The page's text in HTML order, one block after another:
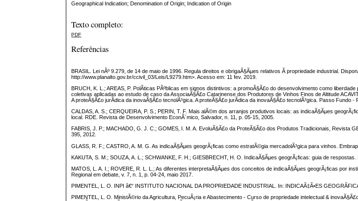
Geographical Indication; Denomination of Origin; Indication of Origin
Texto completo:
PDF
Referências
BRASIL. Lei nÂº 9.279, de 14 de maio de 1996. Regula direitos e obrigaÃ§Ãµes relativos Ã propriedade industrial.
http://www.planalto.gov.br/ccivil_03/Leis/L9279.htm>. Acesso em: 11 fev. 2019.
BRUCH, K. L.; AREAS, P. PolÃ­ticas PÃºblicas em signos distintivos: a promoÃ§Ã£o do desenvolvimento como
coletivas aplicadas ao estudo de caso da AssociaÃ§Ã£o Catarinense dos Produtores de Vinhos Finos de Altitude
A proteÃ§Ã£o jurÃ­dica da inovaÃ§Ã£o tecnolÃ³gica. A proteÃ§Ã£o jurÃ­dica da inovaÃ§Ã£o tecnolÃ³gica. Passo Fundo -
CALDAS, A. S.; CERQUEIRA, P. S.; PERIN, T. F. Mais alÃ©m dos arranjos produtivos locais: as indicaÃ§Ãµes
local. RDE. Revista de Desenvolvimento EconÃ´mico, Salvador, n. 11, p. 05-15, 2005.
FABRIS, J. P.; MACHADO, G. J. C.; GOMES, I. M. A. EvoluÃ§Ã£o da ProteÃ§Ã£o dos Produtos Tradicionais, Revista
395, 2012.
GLASS, R. F.; CASTRO, A. M. G. As indicaÃ§Ãµes geogrÃ¡ficas como estratÃ©gia mercadolÃ³gica para vinhos.
KAKUTA, S. M.; SOUZA, A. L.; SCHWANKE, F. H.; GIESBRECHT, H. O. IndicaÃ§Ãµes geogrÃ¡ficas: guia de respostas.
MATOS, L. A. I.; ROVERE, R. L. L.; As diferentes interpretaÃ§Ãµes dos conceitos de indicaÃ§Ãµes geogrÃ¡ficas por
Regional em debate, v. 7, n. 1, p. 04-24, maio 2017.
PIMENTEL, L. O. INPI â€“ INSTITUTO NACIONAL DA PROPRIEDADE INDUSTRIAL. In: INDICAÃ‡Ã•ES
PIMENTEL, L. O. MinistÃ©rio da Agricultura, PecuÃ¡ria e Abastecimento - Curso de propriedade intelectual &